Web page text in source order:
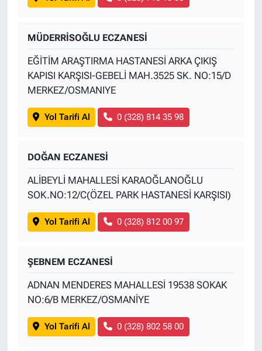
MÜDERRİSOĞLU ECZANESİ
EĞİTİM ARAŞTIRMA HASTANESİ ARKA ÇIKIŞ
KAPISI KARŞISI-GEBELİ MAH.3525 SK. NO:15/D
MERKEZ/OSMANIYE
Yol Tarifi Al 0 (328) 814 35 98
DOĞAN ECZANESİ
ALİBEYLİ MAHALLESİ KARAOĞLANOĞLU
SOK.NO:12/C(ÖZEL PARK HASTANESİ KARŞISI)
Yol Tarifi Al 0 (328) 812 00 97
ŞEBNEM ECZANESİ
ADNAN MENDERES MAHALLESİ 19538 SOKAK
NO:6/B MERKEZ/OSMANİYE
Yol Tarifi Al 0 (328) 802 58 00